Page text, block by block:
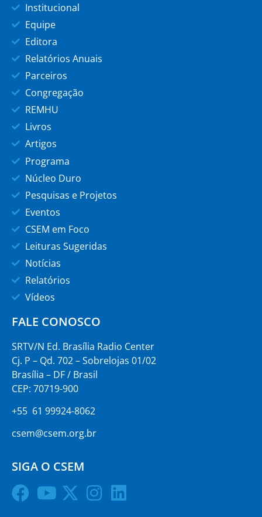
Institucional
Equipe
Editora
Relatórios Anuais
Parceiros
Congregação
REMHU
Livros
Artigos
Programa
Núcleo Duro
Pesquisas e Projetos
Eventos
CSEM em Foco
Leituras Sugeridas
Notícias
Relatórios
Vídeos
FALE CONOSCO
SRTV/N Ed. Brasília Radio Center
Cj. P – Qd. 702 – Sobrelojas 01/02
Brasília – DF / Brasil
CEP: 70719-900
+55 61 99924-8062
csem@csem.org.br
SIGA O CSEM